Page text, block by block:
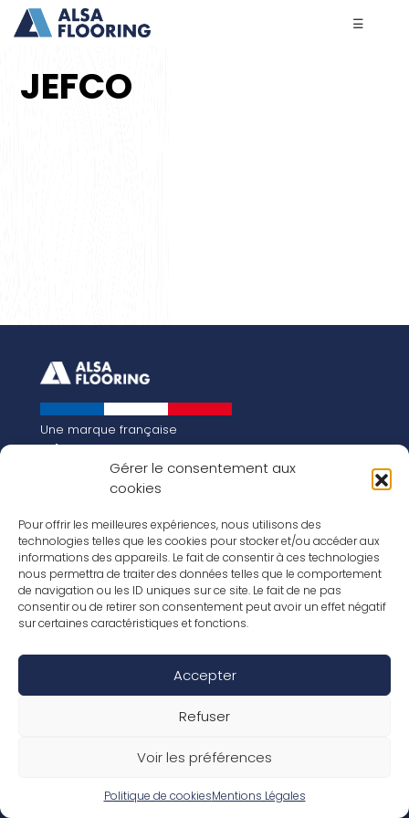
Gérer le consentement aux
cookies
Pour offrir les meilleures expériences, nous utilisons des
technologies telles que les cookies pour stocker et/ou accéder aux
informations des appareils. Le fait de consentir à ces technologies
nous permettra de traiter des données telles que le comportement
de navigation ou les ID uniques sur ce site. Le fait de ne pas
consentir ou de retirer son consentement peut avoir un effet négatif
sur certaines caractéristiques et fonctions.
Accepter
Refuser
Voir les préférences
Politique de cookiesMentions Légales
☰
JEFCO
Une marque française
Qui sommes-nous
Notre histoire
Les chiffres clés
FR
EN
Nos revêtements
Nos Stratifiés
Nos accessoires
Nos parquets
Conditions de garantie
Déclaration de performance
Politique de confidentialité